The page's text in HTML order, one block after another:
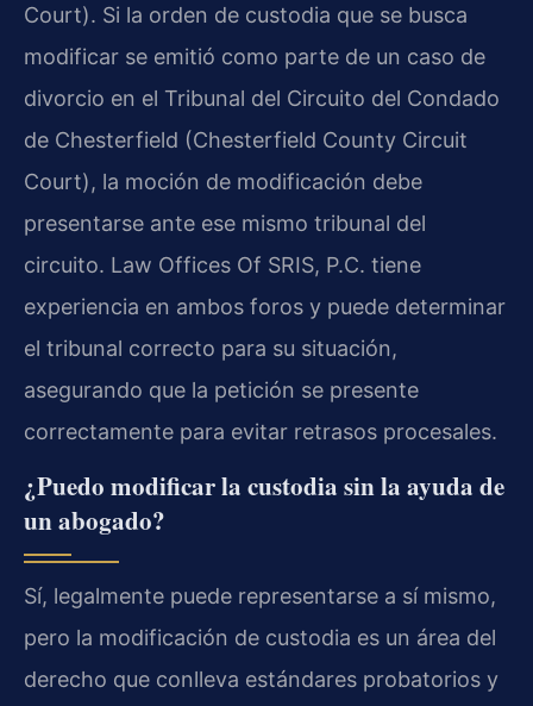
Court). Si la orden de custodia que se busca
modificar se emitió como parte de un caso de
divorcio en el Tribunal del Circuito del Condado
de Chesterfield (Chesterfield County Circuit
Court), la moción de modificación debe
presentarse ante ese mismo tribunal del
circuito. Law Offices Of SRIS, P.C. tiene
experiencia en ambos foros y puede determinar
el tribunal correcto para su situación,
asegurando que la petición se presente
correctamente para evitar retrasos procesales.
¿Puedo modificar la custodia sin la ayuda de
un abogado?
Sí, legalmente puede representarse a sí mismo,
pero la modificación de custodia es un área del
derecho que conlleva estándares probatorios y